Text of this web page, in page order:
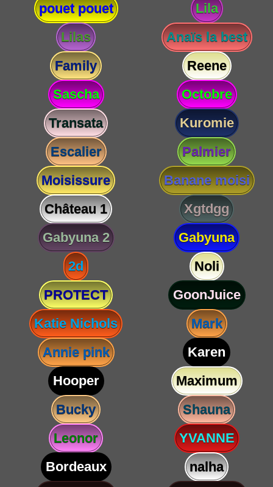
pouet pouet
Lila
Lilas
Anaïs la best
Family
Reene
Sascha
Octobre
Transata
Kuromie
Escalier
Palmier
Moisissure
Banane moisi
Château 1
Xgtdgg
Gabyuna 2
Gabyuna
2d
Noli
PROTECT
GoonJuice
Katie Nichols
Mark
Annie pink
Karen
Hooper
Maximum
Bucky
Shauna
Leonor
YVANNE
Bordeaux
nalha